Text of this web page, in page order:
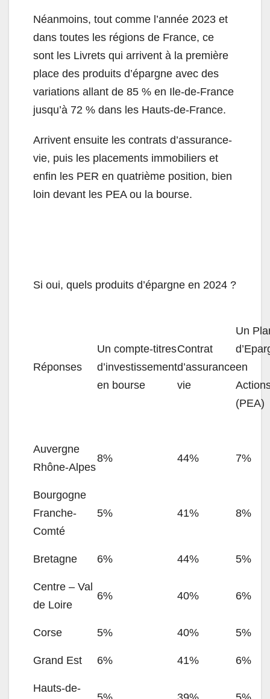
Néanmoins, tout comme l’année 2023 et
dans toutes les régions de France, ce
sont les Livrets qui arrivent à la première
place des produits d’épargne avec des
variations allant de 85 % en Ile-de-France
jusqu’à 72 % dans les Hauts-de-France.
Arrivent ensuite les contrats d’assurance-
vie, puis les placements immobiliers et
enfin les PER en quatrième position, bien
loin devant les PEA ou la bourse.
Si oui, quels produits d’épargne en 2024 ?
Réponses
Un compte-titres
d’investissement
en bourse
Contrat
d’assurance
vie
Un
en
(PEA)
Auvergne
Rhône-Alpes
8% 44% 7%
Bourgogne
Franche-
Comté
5% 41% 8%
Bretagne 6% 44% 5%
Centre – Val
de Loire
6% 40% 6%
Corse 5% 40% 5%
Grand Est 6% 41% 6%
Hauts-de-